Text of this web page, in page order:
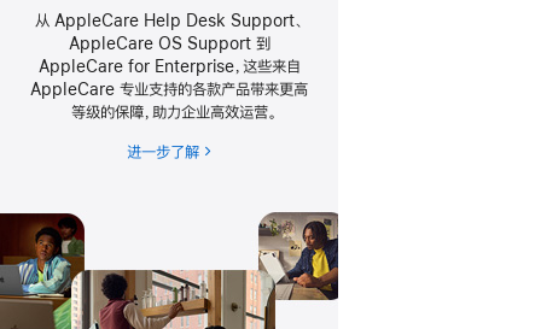
从 AppleCare Help Desk Support、
AppleCare OS Support 到
AppleCare for Enterprise，这些来自
AppleCare 专业支持的各款产品带来更高
等级的保障，助力企业高效运营。
进一步了解